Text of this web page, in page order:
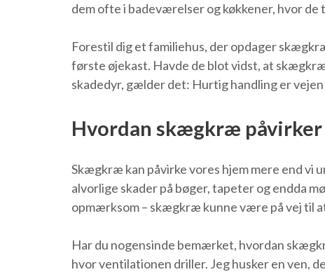
dem ofte i badeværelser og køkkener, hvor de
Forestil dig et familiehus, der opdager
første øjekast. Havde de blot vidst, at
skadedyr, gælder det: Hurtig handling er
Hvordan skægkræ
Skægkræ kan påvirke vores hjem mere end vi
alvorlige skader på bøger, tapeter og endda
opmærksom – skægkræ kunne være på vej til
Har du nogensinde bemærket, hvordan
hvor ventilationen driller. Jeg husker en ven,